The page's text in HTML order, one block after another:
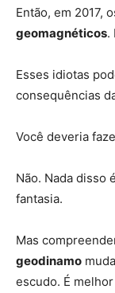
Então, em 2017,
geomagnéticos.
Esses idiotas
consequências
Você deveria
Não. Nada disso
fantasia.
Mas
geodinamo
escudo. É